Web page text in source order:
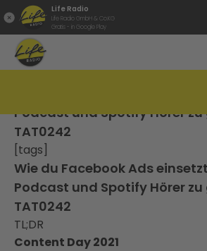
Life Radio
Life Radio GmbH & Co.KG
Gratis - in Google Play
Podcast und Spotify Hörer
TAT0242
[tags]
Wie du Facebook Ads
Podcast und Spotify Hörer
TAT0242
TL;DR
Content Day 2021